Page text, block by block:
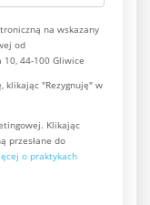
na wskazany
od
10, 44-100 Gliwice
klikając "Rezygnuję" w
Klikając
przesłane do
o praktykach